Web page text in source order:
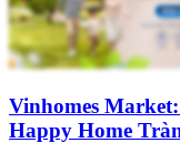
Vinhomes
Happy Home